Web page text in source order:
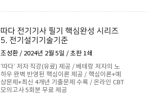
따다 전기기사 필기 핵심완성 시리즈
5. 전기설기기술기준
조성환 / 2024년 2월 5일 / 초판 1쇄
‘따다’ 저자 직강(유료) 제공 / 베테랑 저자의 노
하우 완벽 반영된 핵심이론 제공 / 핵심이론+예
상문제+최신 4개년 기출문제 수록 / 온라인 CBT
모의고사 5회분 무료 제공